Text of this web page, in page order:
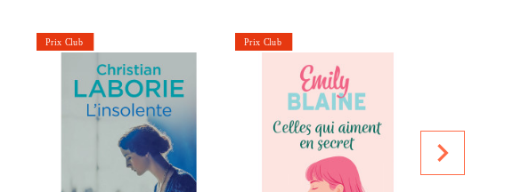
Prix club :
navigate_next